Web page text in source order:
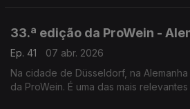
33.ª edição da ProWein -
Ep. 41
07 abr. 2026
Na cidade de Düsseldorf, na
da ProWein. É uma das mais